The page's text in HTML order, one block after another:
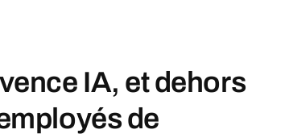
IA, et dehors
de